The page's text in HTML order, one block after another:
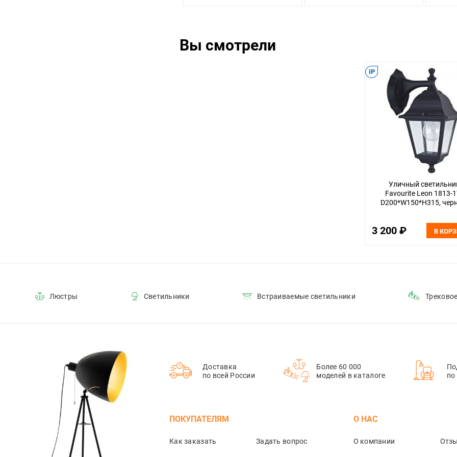
Вы смотрели
IP
Уличный
Favourite Leon 1813-
D200*W150*H315,
3 200 ₽ В
Люстры Светильники Встраиваемые светильники
Доставка
по всей России
Более 60 000
моделей в каталоге
по
ПОКУПАТЕЛЯМ
Как заказать Задать вопрос
О НАС
О компании